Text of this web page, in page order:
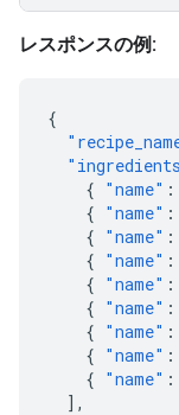
レスポンスの例:
{
{ "name" :
{ "name" :
{ "name" :
{ "name" :
{ "name" :
{ "name" :
{ "name" :
{ "name" :
{ "name" :
],